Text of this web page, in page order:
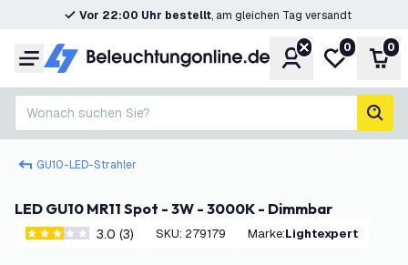
Vor 22:00 Uhr bestellt, am gleichen Tag versandt
Menü KontoMeine
0 0
Wonach suchen Sie?
GU10-LED-Strahler
LED GU10 MR11 Spot - 3W - 3000K - Dimmbar
3 Bewertungssterne
3.0 (3) SKU: 279179 Marke: Lightexpert